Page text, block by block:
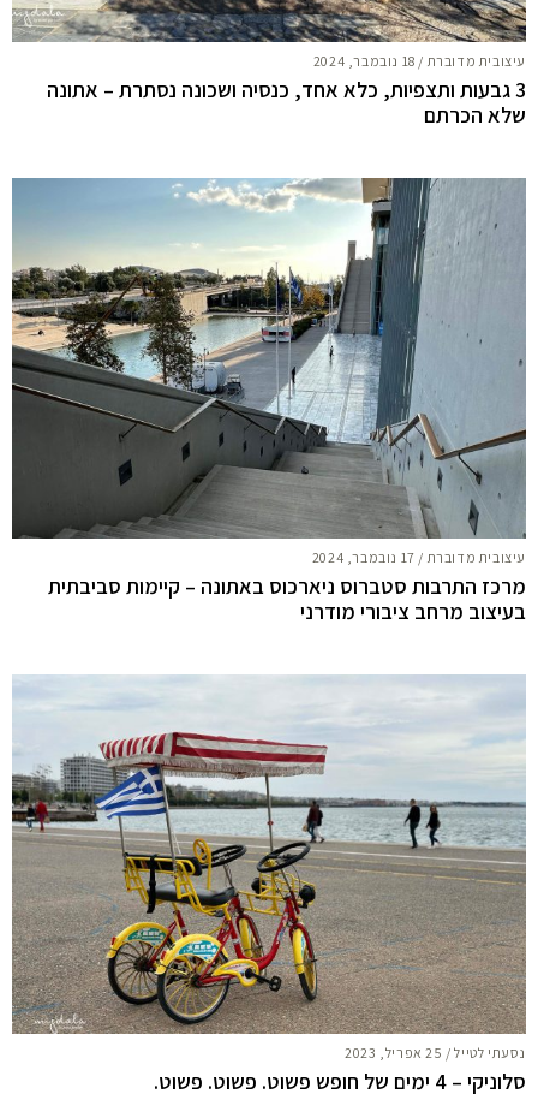
עיצובית מדוברת / 18 נובמבר, 2024
3 גבעות ותצפיות, כלא אחד, כנסיה ושכונה נסתרת – אתונה
שלא הכרתם
עיצובית מדוברת / 17 נובמבר, 2024
מרכז התרבות סטברוס ניארכוס באתונה – קיימות סביבתית
בעיצוב מרחב ציבורי מודרני
נסעתי לטייל/ 25 אפריל, 2023
סלוניקי – 4 ימים של חופש פשוט. פשוט. פשוט.